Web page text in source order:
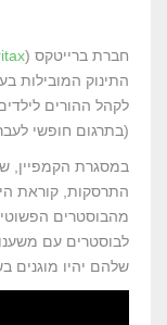
חברת ברייטקס (
התינוק המובילות
(בתרגום חופשי
במסגרת הקמפיין,
התרסקות, קוראת
מהבוסטרים
לבוסטרים עם
שלהם יהיו מוגנים